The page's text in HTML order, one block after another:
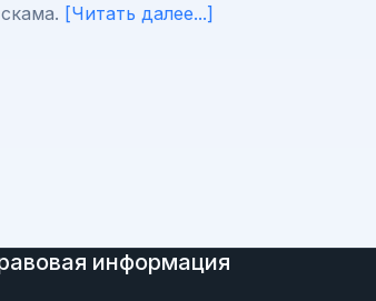
[Читать далее...]
информация